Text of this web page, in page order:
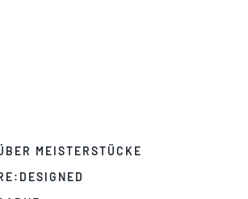
MEISTERSTÜCKE